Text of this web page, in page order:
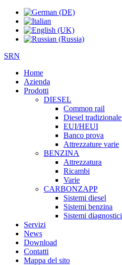
SRN
Home
Azienda
Prodotti
DIESEL
Common rail
Diesel tradizionale
EUI/HEUI
Banco prova
Attrezzature varie
BENZINA
Attrezzatura
Ricambi
Varie
CARBONZAPP
Sistemi diesel
Sistemi benzina
Sistemi diagnostici
Servizi
News
Download
Contatti
Mappa del sito